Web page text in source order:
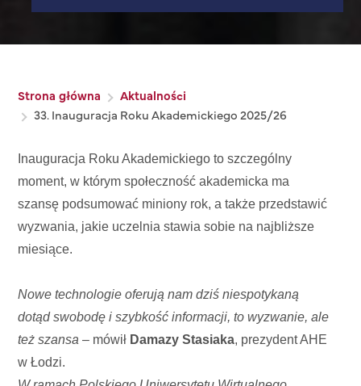
Ścieżka nawigacyjna
Strona główna
Aktualności
33. Inauguracja Roku Akademickiego 2025/26
Inauguracja Roku Akademickiego to szczególny
moment, w którym społeczność akademicka ma
szansę podsumować miniony rok, a także przedstawić
wyzwania, jakie uczelnia stawia sobie na najbliższe
miesiące.
Nowe technologie oferują nam dziś niespotykaną
dotąd swobodę i szybkość informacji, to wyzwanie, ale
też szansa – mówił Damazy Stasiaka, prezydent AHE
w Łodzi.